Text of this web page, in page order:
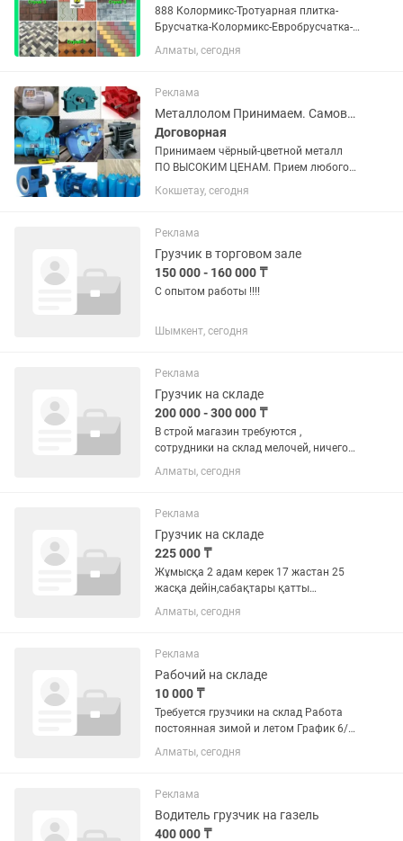
888 Колормикс-Тротуарная плитка-
Брусчатка-Колормикс-Евробрусчатка-
Брусчатка Алматы-Плитка тротуарная-
Брусчатка Алматы завод Если Вы не
нам на номер Билайн, мы...
Алматы, сегодня
Реклама
Металлолом Принимаем. Самовывоз
Договорная
Принимаем чёрный-цветной металл
ПО ВЫСОКИМ ЦЕНАМ. Прием любого
вида железа, металлолом, чугунные
батареи, ванны, трубы! Так же и
Медь; Кабель; Аккумулятор; Латунь;...
Кокшетау, сегодня
Реклама
Грузчик в торговом зале
150 000 - 160 000 ₸
С опытом работы !!!!
Шымкент, сегодня
Реклама
Грузчик на складе
200 000 - 300 000 ₸
В строй магазин требуются ,
сотрудники на склад мелочей, ничего
сложного и тяжелого , у нас имеется
проживание, питание. Не писать,
Алматы, сегодня
Реклама
Грузчик на складе
225 000 ₸
Жұмысқа 2 адам керек 17 жастан 25
жасқа дейін,сабақтары қатты
мазаламаитың , сентябрден киын
дальшее жұмыс іститін балдар , жұмыс
2/2 график , каждый сменге 15...
Алматы, сегодня
Реклама
Рабочий на складе
10 000 ₸
Требуется грузчики на склад Работа
постоянная зимой и летом График 6/1
8:30-19:30 Оплата сразу после смены
10.000 Обед бесплатно
Алматы, сегодня
Реклама
Водитель грузчик на газель
400 000 ₸